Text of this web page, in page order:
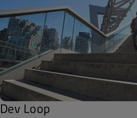
Dev Loop